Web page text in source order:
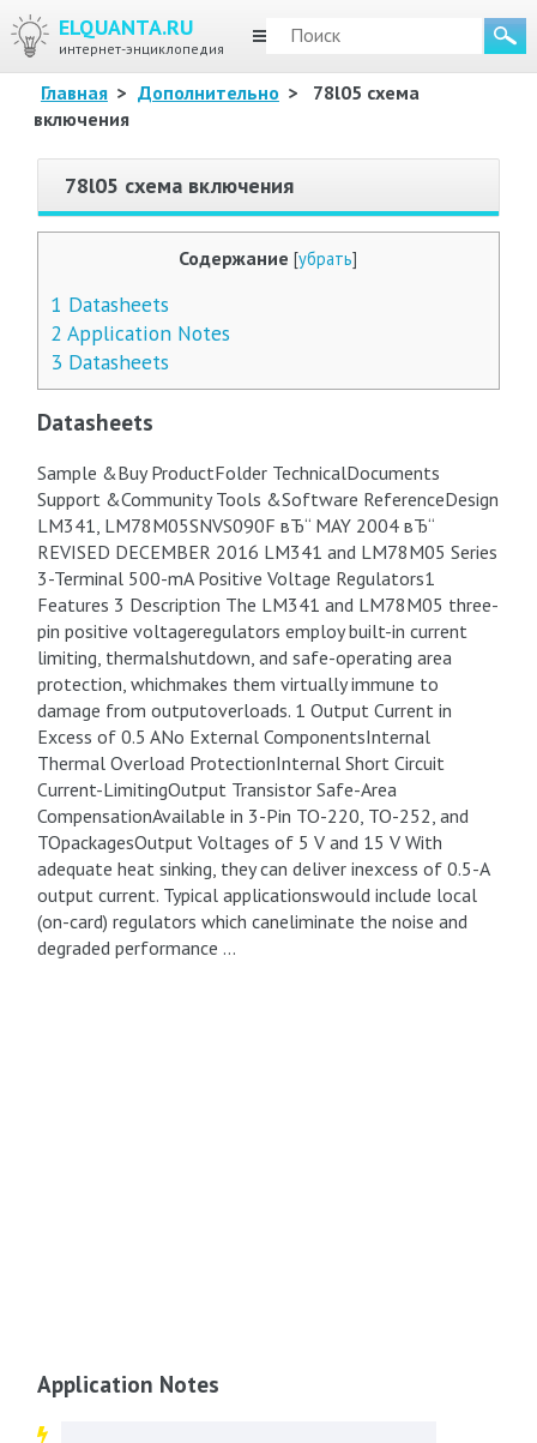
ELQUANTA.RU
интернет-энциклопедия
МЕНЮ
Главная > Дополнительно >
78l05 схема
включения
78l05 схема включения
Содержание [убрать]
1 Datasheets
2 Application Notes
3 Datasheets
Datasheets
Sample &Buy ProductFolder TechnicalDocuments
Support &Community Tools &Software ReferenceDesign
LM341, LM78M05SNVS090F вЂ“ MAY 2004 вЂ“
REVISED DECEMBER 2016 LM341 and LM78M05 Series
3-Terminal 500-mA Positive Voltage Regulators1
Features 3 Description The LM341 and LM78M05 three-
pin positive voltageregulators employ built-in current
limiting, thermalshutdown, and safe-operating area
protection, whichmakes them virtually immune to
damage from outputoverloads. 1 Output Current in
Excess of 0.5 ANo External ComponentsInternal
Thermal Overload ProtectionInternal Short Circuit
Current-LimitingOutput Transistor Safe-Area
CompensationAvailable in 3-Pin TO-220, TO-252, and
TOpackagesOutput Voltages of 5 V and 15 V With
adequate heat sinking, they can deliver inexcess of 0.5-A
output current. Typical applicationswould include local
(on-card) regulators which caneliminate the noise and
degraded performance …
Application Notes